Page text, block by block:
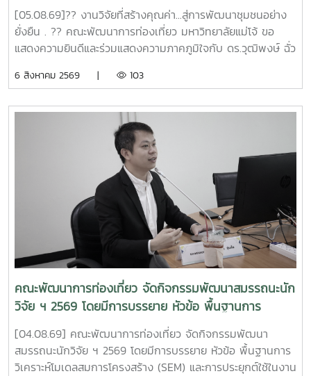
ที่ผลงานวิจัยได้รับ 4 รางวัล จากเวทีระดับประเทศ
APPTech Expo 2026 : พลังเทคโนโลยีที่เหมาะสม .
[05.08.69]?? งานวิจัยที่สร้างคุณค่า...สู่การพัฒนาชุมชนอย่าง
ยั่งยืน . ?? คณะพัฒนาการท่องเที่ยว มหาวิทยาลัยแม่โจ้ ขอ
แสดงความยินดีและร่วมแสดงความภาคภูมิใจกับ ดร.วุฒิพงษ์ ฉั่ว
งานวิจัยได้รับ 4 รางวัล จากเวที APPTech Expo 2026
จัดขึ้นระหว่างวันที่ 4–5 สิงหาคม 2569 ณ ห้องประชุมวิภาวดี
บอลรูม (ABC) โรงแรมเซ็นทารา แกรนด์ แอท เซ็นทรัลพลาซา
ลาดพร้าว กรุงเทพมหานคร งานดังกล่าวจัดโดย หน่วยบริหาร
จัดการทุนด้านการพัฒนาพื้นที่ (บพท. : PMU-A) ภายใต้การ
กำกับของ สำนักงานเร่งรัดการวิจัยและนวัตกรรมเพื่อเพิ่มความ
สามารถการแข่งขันและการพัฒนาพื้นที่ (รวพ.) เพื่อเป็นเวทีเผย
แพร่ แลกเปลี่ยนองค์ความรู้ และต่อยอดผลงานวิจัย เทคโนโลยี
และนวัตกรรมที่พร้อมใช้ในการพัฒนาชุมชน ภายใต้แนวคิด "พลัง
เทคโนโลยีที่เหมาะสมเพื่อการพัฒนาชุมชนพื้นที่ สร้างนวัตกร
ชุมชน ขับเคลื่อนเศรษฐกิจฐานรากอย่างยั่งยืน" . ผลงานวิจัย
เรื่อง "การยกระดับรายได้ครัวเรือนและเศรษฐกิจฐานรากด้วย
นวัตกรรมชุดอุปกรณ์ควบคุมสภาวะการเพาะเห็ดโคนน้อยในโรง
เรือนขนาดเล็กแบบกึ่งอัตโนมัติ" ดำเนินโครงการโดย ดร.วุฒิ
พงษ์ ฉั่วตระกูล หัวหน้าโครงการ จากมหาวิทยาลัยแม่โจ้ ร่วมกับ
ผศ.เพ็ญวรัตน์ พันธ์ภัทรชัย และ อาจารย์วัชรพงศ์ โพธา จาก
มหาวิทยาลัยเทคโนโลยีราชมงคลล้านนา . ?? ผลงานได้รับรางวัล
6 สิงหาคม 2569 | 103
คณะพัฒนาการท่องเที่ยว จัดกิจกรรมพัฒนาสมรรถนะนัก
วิจัย ฯ 2569 โดยมีการบรรยาย หัวข้อ พื้นฐานการ
วิเคราะห์โมเดลสมการโครงสร้าง (SEM) และการประยุกต์ใช้
ในงานวิจัย
[04.08.69] คณะพัฒนาการท่องเที่ยว จัดกิจกรรมพัฒนา
สมรรถนะนักวิจัย ฯ 2569 โดยมีการบรรยาย หัวข้อ พื้นฐานการ
วิเคราะห์โมเดลสมการโครงสร้าง (SEM) และการประยุกต์ใช้ในงาน